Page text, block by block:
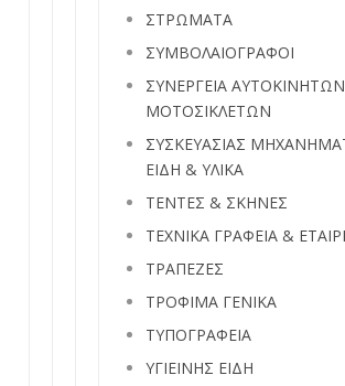
ΣΤΡΩΜΑΤΑ
ΣΥΜΒΟΛΑΙΟΓΡΑΦΟΙ
ΣΥΝΕΡΓΕΙΑ
ΜΟΤΟΣΙΚΛΕΤΩΝ
ΣΥΣΚΕΥΑΣΙΑΣ
ΕΙΔΗ & ΥΛΙΚΑ
ΤΕΝΤΕΣ & ΣΚΗΝΕΣ
ΤΕΧΝΙΚΑ ΓΡΑΦΕΙΑ &
ΤΡΑΠΕΖΕΣ
ΤΡΟΦΙΜΑ ΓΕΝΙΚΑ
ΤΥΠΟΓΡΑΦΕΙΑ
ΥΓΙΕΙΝΗΣ ΕΙΔΗ